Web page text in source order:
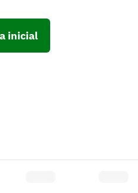
inicial